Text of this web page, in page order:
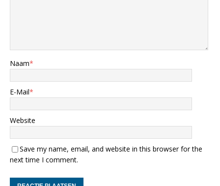
Naam*
E-Mail*
Website
Save my name, email, and website in this browser for the
next time I comment.